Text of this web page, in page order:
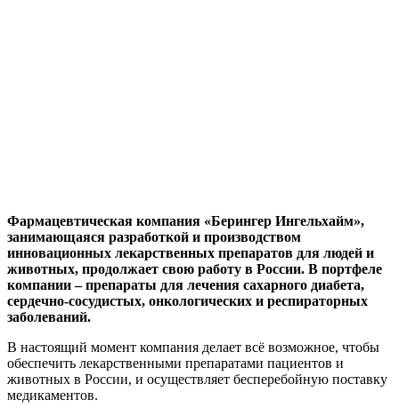
Фармацевтическая компания «Берингер Ингельхайм»,
занимающаяся разработкой и производством
инновационных лекарственных препаратов для людей и
животных, продолжает свою работу в России. В портфеле
компании – препараты для лечения сахарного диабета,
сердечно-сосудистых, онкологических и респираторных
заболеваний.
В настоящий момент компания делает всё возможное, чтобы
обеспечить лекарственными препаратами пациентов и
животных в России, и осуществляет бесперебойную поставку
медикаментов.